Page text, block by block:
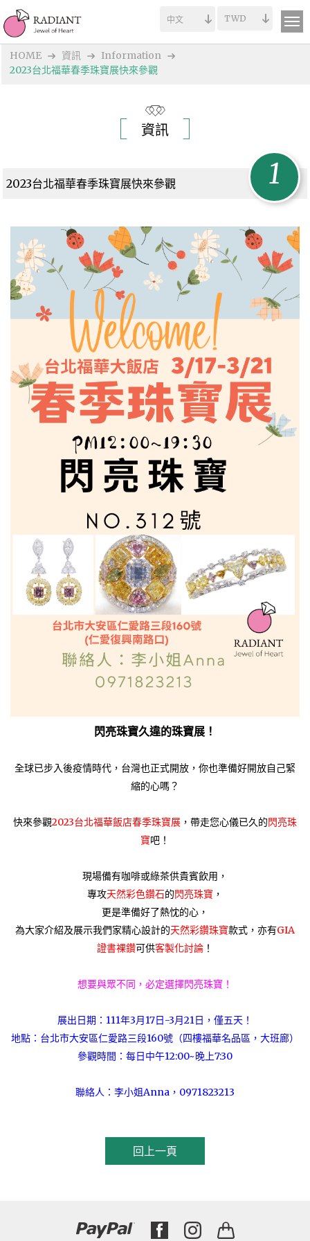
HOME 資訊
Information
2023台北福華春季珠寶展快來參觀
資訊
1
2023台北福華春季珠寶展快來參觀
閃亮珠寶久違的珠寶展！
全球已步入後疫情時代，台灣也正式開放，你也準備好開放自己緊
縮的心嗎？
快來參觀2023台北福華飯店春季珠寶展，帶走您心儀已久的閃亮珠
寶吧！
現場備有咖啡或綠茶供貴賓飲用，
專攻天然彩色鑽石的閃亮珠寶 ，
更是準備好了熱忱的心，
為大家介紹及展示我們家精心設計的天然彩鑽珠寶款式，亦有GIA
證書裸鑽可供客製化討論！
想要與眾不同，必定選擇閃亮珠寶！
展出日期：111年3月17日-3月21日，僅五天！
地點：台北市大安區仁愛路三段160號（四樓福華名品區，大班廊）
參觀時間：每日中午12:00~晚上7:30
聯絡人：李小姐Anna，0971823213
回上一頁